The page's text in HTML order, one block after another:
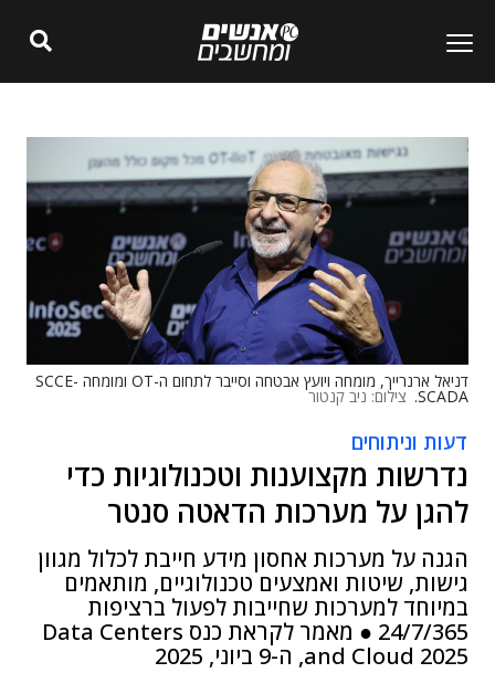
דניאל ארנרייך, מומחה ויועץ אבטחה וסייבר לתחום ה-OT ומומחה SCCE-
SCADA. צילום: ניב קנטור
דעות וניתוחים
נדרשות מקצוענות וטכנולוגיות כדי
להגן על מערכות הדאטה סנטר
הגנה על מערכות אחסון מידע חייבת לכלול מגוון
גישות, שיטות ואמצעים טכנולוגיים, מותאמים
במיוחד למערכות שחייבות לפעול ברציפות
24/7/365 ● מאמר לקראת כנס Data Centers
and Cloud 2025, ה-9 ביוני, 2025